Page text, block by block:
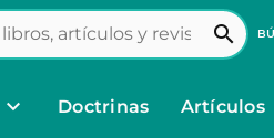
search
keyboard_arrow_down Doctrinas Artículos